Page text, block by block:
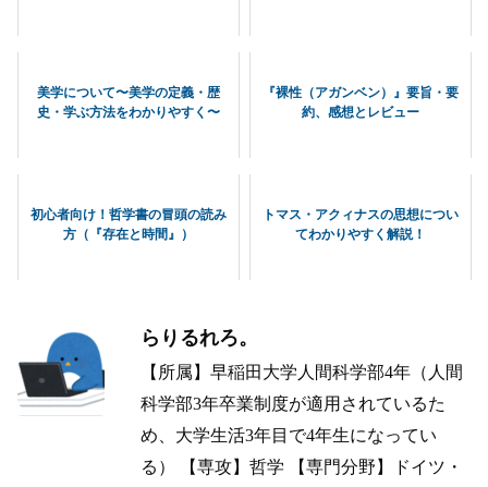
美学について〜美学の定義・歴
史・学ぶ方法をわかりやすく〜
『裸性（アガンベン）』要旨・要
約、感想とレビュー
初心者向け！哲学書の冒頭の読み
方（『存在と時間』）
トマス・アクィナスの思想につい
てわかりやすく解説！
らりるれろ。
【所属】早稲田大学人間科学部4年（人間
科学部3年卒業制度が適用されているた
め、大学生活3年目で4年生になってい
る） 【専攻】哲学 【専門分野】ドイツ・